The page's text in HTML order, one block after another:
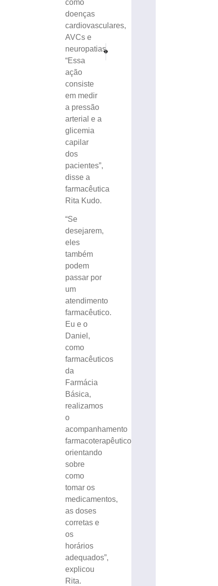
como
doenças
cardiovasculares,
AVCs e
neuropatias.
“Essa
ação
consiste
em medir
a pressão
arterial e a
glicemia
capilar
dos
pacientes”,
disse a
farmacêutica
Rita Kudo.
“Se
desejarem,
eles
também
podem
passar por
um
atendimento
farmacêutico.
Eu e o
Daniel,
como
farmacêuticos
da
Farmácia
Básica,
realizamos
o
acompanhamento
farmacoterapêutico,
orientando
sobre
como
tomar os
medicamentos,
as doses
corretas e
os
horários
adequados”,
explicou
Rita.
PRÓXIMO